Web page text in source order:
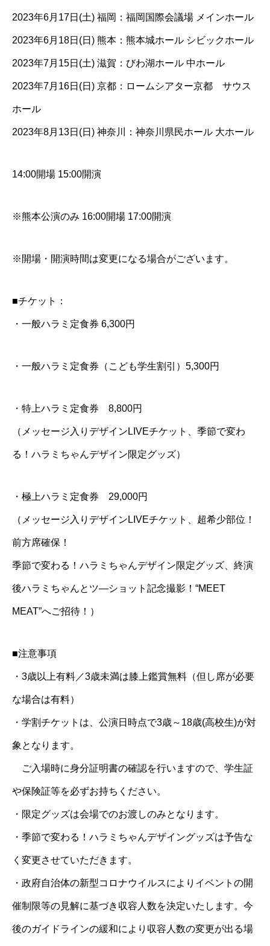
2023年6月17日(土) 福岡：福岡国際会議場 メインホール
2023年6月18日(日) 熊本：熊本城ホール シビックホール
2023年7月15日(土) 滋賀：びわ湖ホール 中ホール
2023年7月16日(日) 京都：ロームシアター京都 サウス
ホール
2023年8月13日(日) 神奈川：神奈川県民ホール 大ホール
14:00開場 15:00開演
※熊本公演のみ 16:00開場 17:00開演
※開場・開演時間は変更になる場合がございます。
■チケット：
・一般ハラミ定食券 6,300円
・一般ハラミ定食券（こども学生割引）5,300円
・特上ハラミ定食券 8,800円
（メッセージ入りデザインLIVEチケット、季節で変わ
る！ハラミちゃんデザイン限定グッズ）
・極上ハラミ定食券 29,000円
（メッセージ入りデザインLIVEチケット、超希少部位！
前方席確保！
季節で変わる！ハラミちゃんデザイン限定グッズ、終演
後ハラミちゃんとツ―ショット記念撮影！“MEET
MEAT”へご招待！）
■注意事項
・3歳以上有料／3歳未満は膝上鑑賞無料（但し席が必要
な場合は有料）
・学割チケットは、公演日時点で3歳～18歳(高校生)が対
象となります。
ご入場時に身分証明書の確認を行いますので、学生証
や保険証等を必ずお持ちください。
・限定グッズは会場でのお渡しのみとなります。
・季節で変わる！ハラミちゃんデザイングッズは予告な
く変更させていただきます。
・政府自治体の新型コロナウイルスによりイベントの開
催制限等の見解に基づき収容人数を決定いたします。今
後のガイドラインの緩和により収容人数の変更が出る場